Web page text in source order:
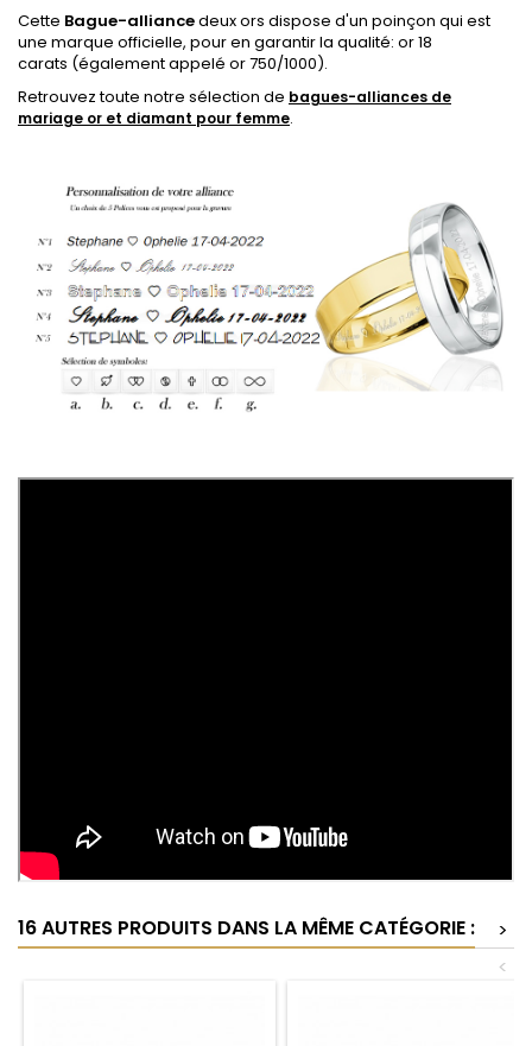
Cette Bague-alliancedeux ors dispose d'un poinçon qui est
une marque officielle, pour en garantir la qualité: or 18
carats (également appelé or 750/1000).
Retrouvez toute notre sélection de bagues-alliances de
mariage or et diamant pour femme.
16 AUTRES PRODUITS DANS LA MÊME CATÉGORIE :
>
<